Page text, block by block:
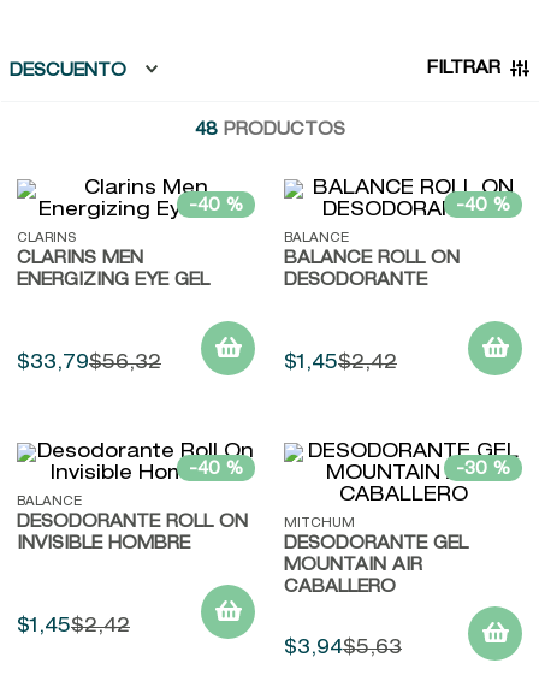
DESCUENTO FILTRAR
48 PRODUCTOS
-40 %
CLARINS
CLARINS MEN
ENERGIZING EYE GEL
$33, 79$56,32
-40 %
BALANCE
BALANCE ROLL ON
DESODORANTE
$1 ,45$2,42
-40 %
BALANCE
DESODORANTE ROLL ON
INVISIBLE HOMBRE
$1 ,45$2,42
-30 %
MITCHUM
DESODORANTE GEL
MOUNTAIN AIR
CABALLERO
$3,94$5,63
10. john frieda